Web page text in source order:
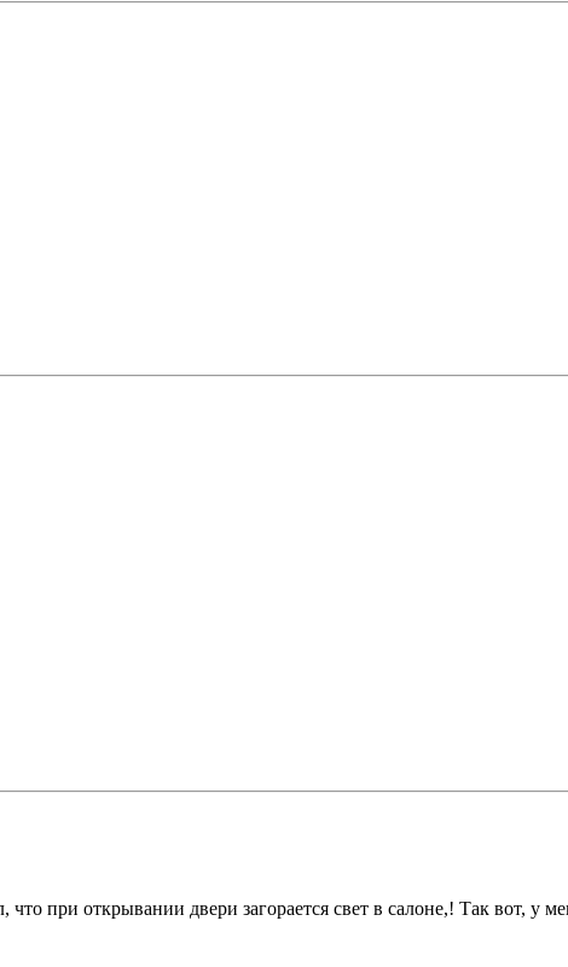
при открывании двери загорается свет в салоне,! Так вот, у